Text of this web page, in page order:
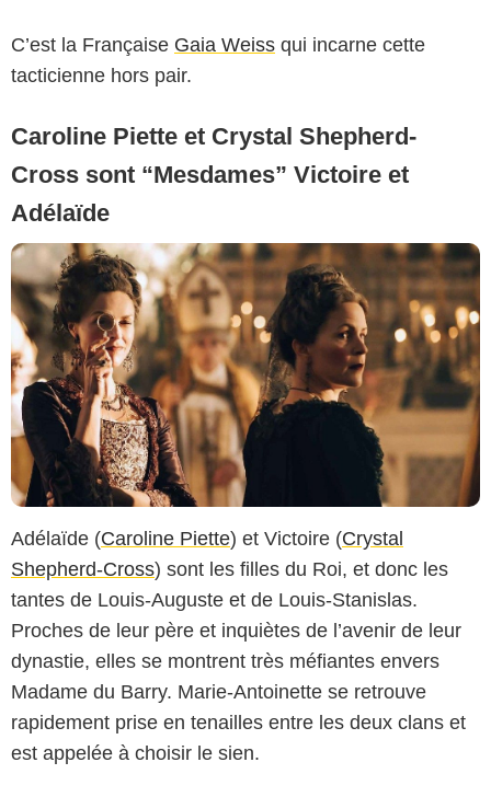
C’est la Française Gaia Weiss qui incarne cette
tacticienne hors pair.
Caroline Piette et Crystal Shepherd-
Cross sont “Mesdames” Victoire et
Adélaïde
Adélaïde (Caroline Piette) et Victoire (Crystal
Shepherd-Cross) sont les filles du Roi, et donc les
tantes de Louis-Auguste et de Louis-Stanislas.
Proches de leur père et inquiètes de l’avenir de leur
dynastie, elles se montrent très méfiantes envers
Madame du Barry. Marie-Antoinette se retrouve
rapidement prise en tenailles entre les deux clans et
est appelée à choisir le sien.
Copyright Caroline Dubois - Capa Drama / Banijay Studios France / Les Gens
/ Canal+